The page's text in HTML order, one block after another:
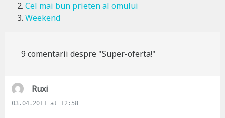
Cel mai bun prieten al omului
Weekend
9 comentarii despre "Super-oferta!"
Ruxis
a
03.04.2011 at 12:58